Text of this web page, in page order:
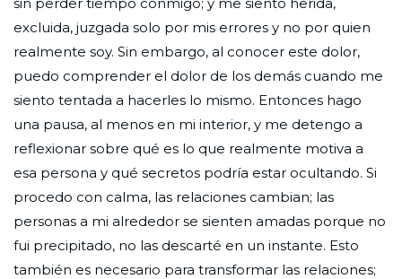
excluida, juzgada solo por mis errores y no por quien
realmente soy. Sin embargo, al conocer este dolor,
puedo comprender el dolor de los demás cuando me
siento tentada a hacerles lo mismo. Entonces hago
una pausa, al menos en mi interior, y me detengo a
reflexionar sobre qué es lo que realmente motiva a
esa persona y qué secretos podría estar ocultando. Si
procedo con calma, las relaciones cambian; las
personas a mi alrededor se sienten amadas porque no
fui precipitado, no las descarté en un instante. Esto
también es necesario para transformar las relaciones;